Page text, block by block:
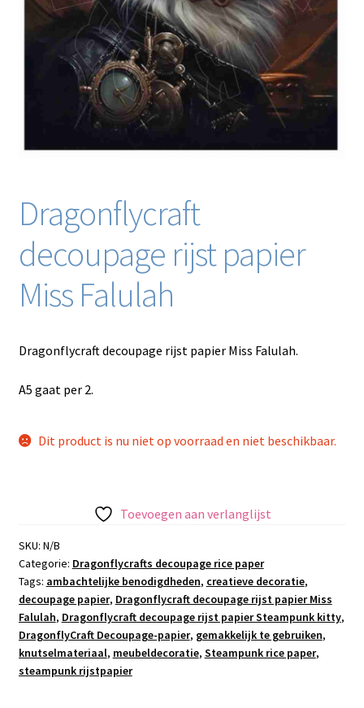
Dragonflycraft
decoupage rijst papier
Miss Falulah
Dragonflycraft decoupage rijst papier Miss Falulah.
A5 gaat per 2.
Dit product is nu niet op voorraad en niet beschikbaar.
Toevoegen aan verlanglijst
SKU: N/B
Categorie: Dragonflycrafts decoupage rice paper
Tags: ambachtelijke benodigdheden, creatieve decoratie,
decoupage papier, Dragonflycraft decoupage rijst papier Miss
Falulah, Dragonflycraft decoupage rijst papier Steampunk kitty,
DragonflyCraft Decoupage-papier, gemakkelijk te gebruiken,
knutselmateriaal, meubeldecoratie, Steampunk rice paper,
steampunk rijstpapier